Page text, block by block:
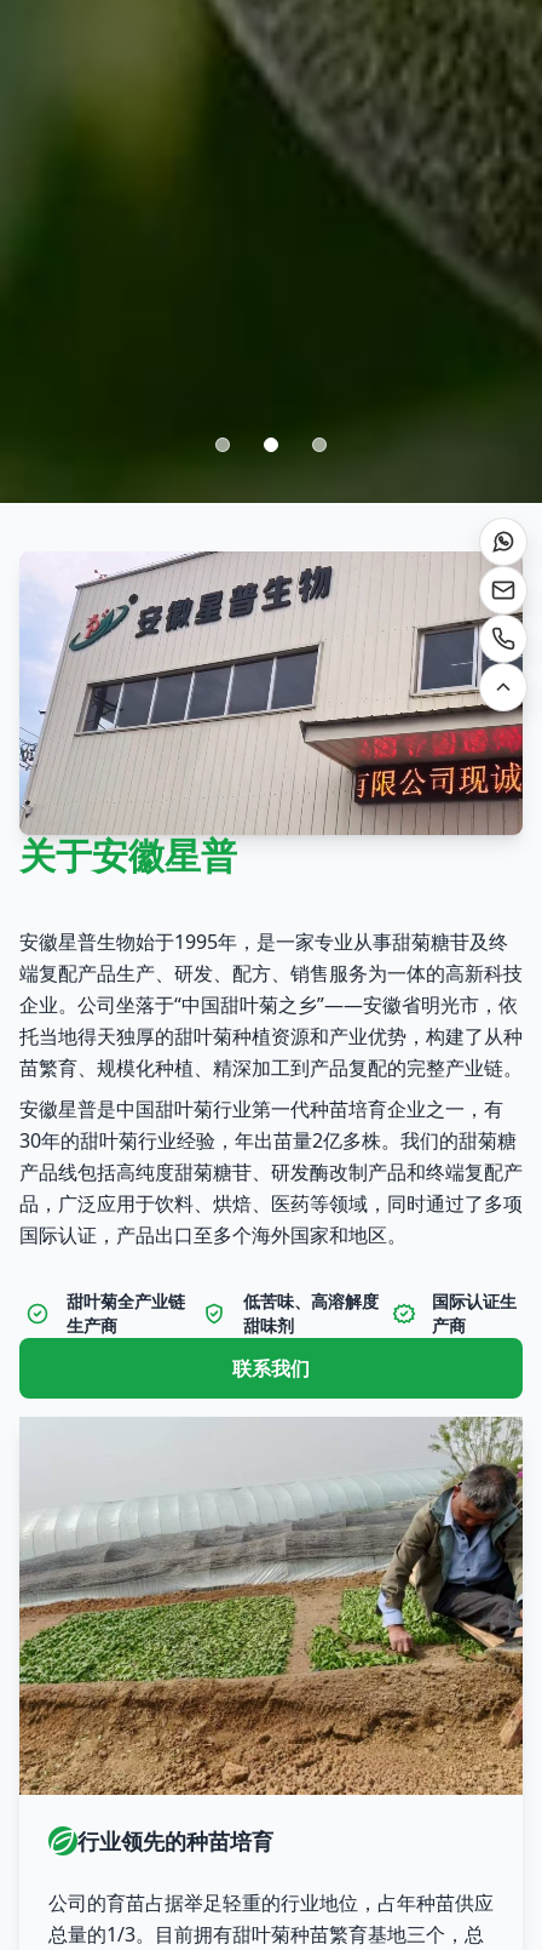
关于安徽星普
安徽星普生物始于1995年，是一家专业从事甜菊糖苷及终
端复配产品生产、研发、配方、销售服务为一体的高新科技
企业。公司坐落于“中国甜叶菊之乡”——安徽省明光市，依
托当地得天独厚的甜叶菊种植资源和产业优势，构建了从种
苗繁育、规模化种植、精深加工到产品复配的完整产业链。
安徽星普是中国甜叶菊行业第一代种苗培育企业之一，有
30年的甜叶菊行业经验，年出苗量2亿多株。我们的甜菊糖
产品线包括高纯度甜菊糖苷、研发酶改制产品和终端复配产
品，广泛应用于饮料、烘焙、医药等领域，同时通过了多项
国际认证，产品出口至多个海外国家和地区。
甜叶菊全产业链
生产商
低苦味、高溶解度
甜味剂
国际认证生
产商
联系我们
行业领先的种苗培育
公司的育苗占据举足轻重的行业地位，占年种苗供应
总量的1/3。目前拥有甜叶菊种苗繁育基地三个，总